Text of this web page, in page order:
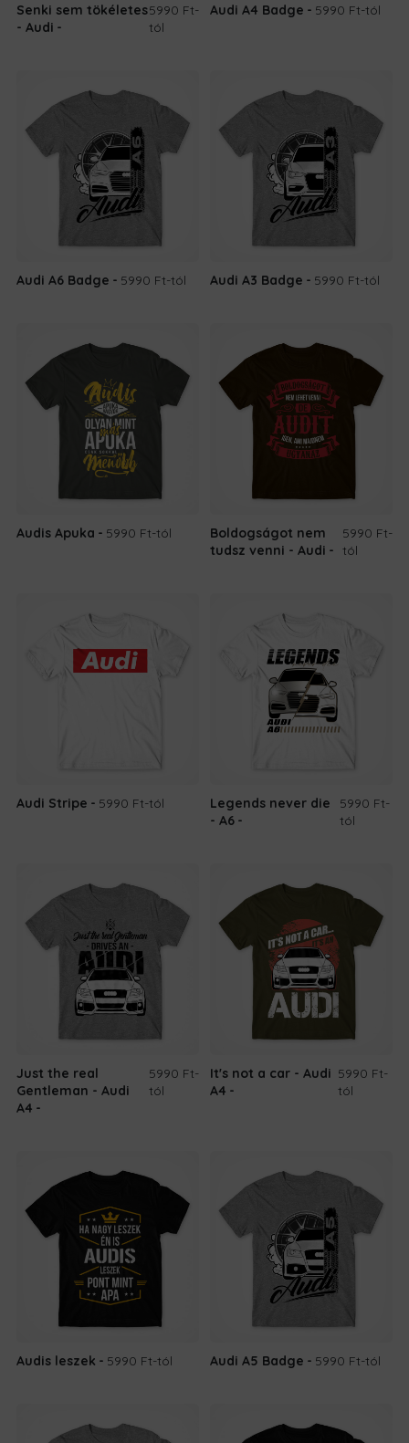
Senki sem tökéletes
- Audi
5990 Ft-
tól
Audi A4 Badge 5990 Ft-tól
Audi A6 Badge 5990 Ft-tól Audi A3 Badge 5990 Ft-tól
Audis Apuka 5990 Ft-tól
Boldogságot nem
tudsz venni - Audi
5990 Ft-
tól
Audi Stripe 5990 Ft-tól
Legends never die
- A6
5990 Ft-
tól
Just the real
Gentleman - Audi
A4
5990 Ft-
tól
It's not a car - Audi
A4
5990 Ft-
tól
Audis leszek 5990 Ft-tól Audi A5 Badge 5990 Ft-tól